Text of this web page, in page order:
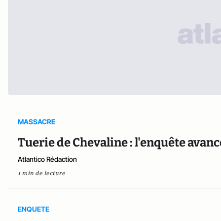
MASSACRE
Tuerie de Chevaline : l'enquête
Atlantico Rédaction
1 min de lecture
ENQUETE